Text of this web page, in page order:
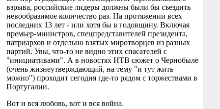
взрыва, российские лидеры должны были бы съездить
невообразимое количество раз. На протяжении всех
последних 13 лет - или хотя бы в годовщину. Включая
премьер-министров, спецпредставителей президента,
патриархов и отдельно взятых миротворцев из разных
партий. Увы, что-то не видно этих спасателей с
"инициативами". А в новостях НТВ сюжет о Чернобыле
(очень жизнеутверждающий, на тему "и тут жить
можно") проходит сегодня где-то рядом с торжествами в
Португалии.
Вот и вся любовь, вот и вся война.